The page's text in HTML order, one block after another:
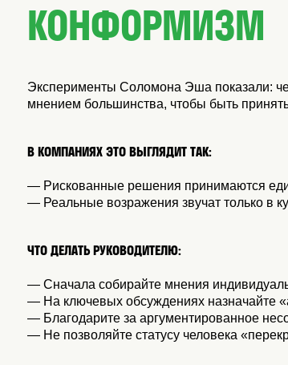
КОНФОРМИЗМ
Эксперименты Соломона Эша показали:
мнением большинства, чтобы быть
В КОМПАНИЯХ ЭТО ВЫГЛЯДИТ ТАК:
— Рискованные решения принимаются
— Реальные возражения звучат только в
ЧТО ДЕЛАТЬ РУКОВОДИТЕЛЮ:
— Сначала собирайте мнения
— На ключевых обсуждениях назначайте
— Благодарите за аргументированное
— Не позволяйте статусу человека